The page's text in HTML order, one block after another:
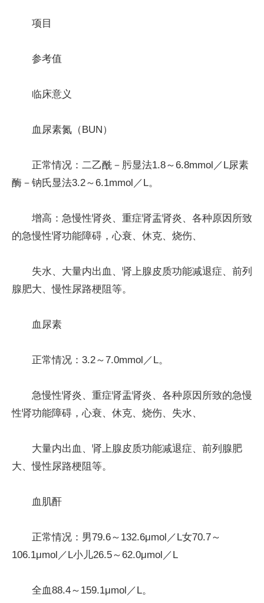
项目
参考值
临床意义
血尿素氮（BUN）
正常情况：二乙酰－肟显法1.8～6.8mmol／L尿素
酶－钠氏显法3.2～6.1mmol／L。
增高：急慢性肾炎、重症肾盂肾炎、各种原因所致
的急慢性肾功能障碍，心衰、休克、烧伤、
失水、大量内出血、肾上腺皮质功能减退症、前列
腺肥大、慢性尿路梗阻等。
血尿素
正常情况：3.2～7.0mmol／L。
急慢性肾炎、重症肾盂肾炎、各种原因所致的急慢
性肾功能障碍，心衰、休克、烧伤、失水、
大量内出血、肾上腺皮质功能减退症、前列腺肥
大、慢性尿路梗阻等。
血肌酐
正常情况：男79.6～132.6μmol／L女70.7～
106.1μmol／L小儿26.5～62.0μmol／L
全血88.4～159.1μmol／L。